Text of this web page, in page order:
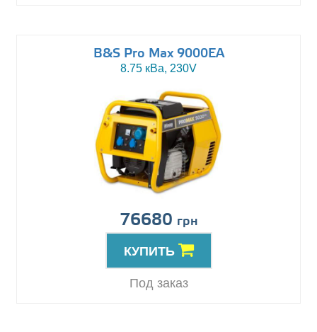
B&S Pro Max 9000EA
8.75 кВа, 230V
76680 грн
КУПИТЬ
Под заказ